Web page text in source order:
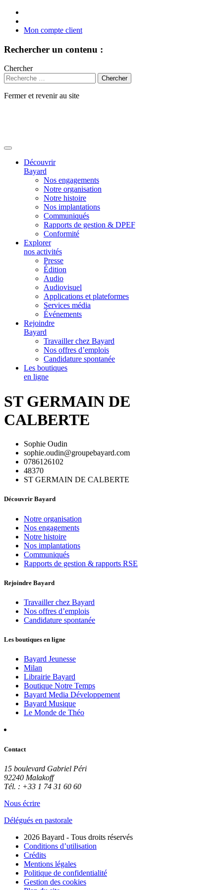
Mon compte client
Rechercher un contenu :
Chercher
Fermer et revenir au site
Découvrir
Bayard
Nos engagements
Notre organisation
Notre histoire
Nos implantations
Communiqués
Rapports de gestion & DPEF
Conformité
Explorer
nos activités
Presse
Édition
Audio
Audiovisuel
Applications et plateformes
Services média
Événements
Rejoindre
Bayard
Travailler chez Bayard
Nos offres d’emplois
Candidature spontanée
Les boutiques
en ligne
ST GERMAIN DE
CALBERTE
Sophie Oudin
sophie.oudin@groupebayard.com
0786126102
48370
ST GERMAIN DE CALBERTE
Découvrir Bayard
Notre organisation
Nos engagements
Notre histoire
Nos implantations
Communiqués
Rapports de gestion & rapports RSE
Rejoindre Bayard
Travailler chez Bayard
Nos offres d’emplois
Candidature spontanée
Les boutiques en ligne
Bayard Jeunesse
Milan
Librairie Bayard
Boutique Notre Temps
Bayard Media Développement
Bayard Musique
Le Monde de Théo
Contact
15 boulevard Gabriel Péri
92240 Malakoff
Tél. : +33 1 74 31 60 60
Nous écrire
Délégués en pastorale
2026 Bayard - Tous droits réservés
Conditions d’utilisation
Crédits
Mentions légales
Politique de confidentialité
Gestion des cookies